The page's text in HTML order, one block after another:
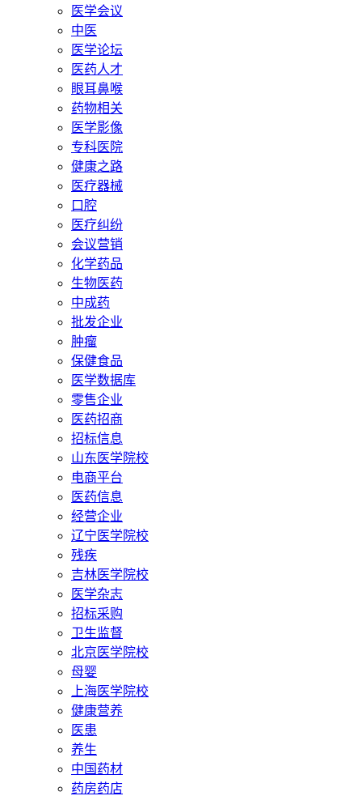
医学会议
中医
医学论坛
医药人才
眼耳鼻喉
药物相关
医学影像
专科医院
健康之路
医疗器械
口腔
医疗纠纷
会议营销
化学药品
生物医药
中成药
批发企业
肿瘤
保健食品
医学数据库
零售企业
医药招商
招标信息
山东医学院校
电商平台
医药信息
经营企业
辽宁医学院校
残疾
吉林医学院校
医学杂志
招标采购
卫生监督
北京医学院校
母婴
上海医学院校
健康营养
医患
养生
中国药材
药房药店